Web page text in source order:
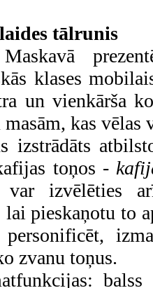
tālrunis
Maskavā
klases
un vienkārša
masām, kas
izstrādāts
toņos -
var izvēlēties
pieskaņotu to
zvanu toņus.